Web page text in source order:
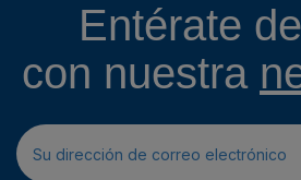
Entérate
con nuestra